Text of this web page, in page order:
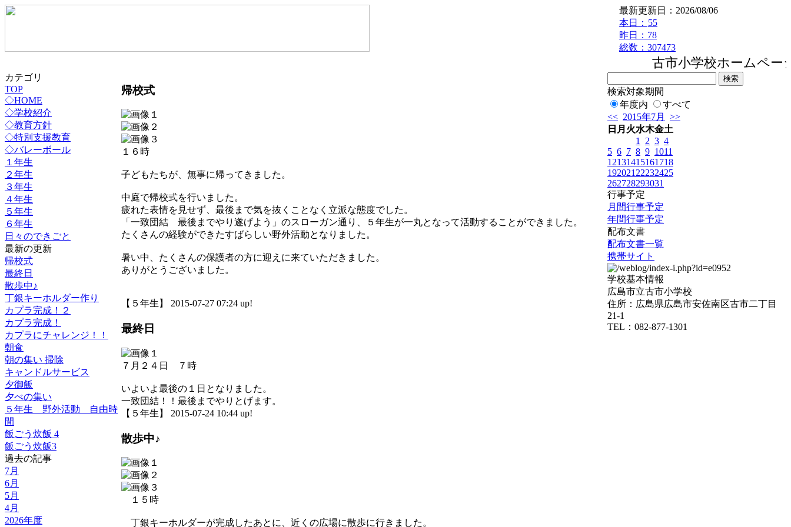
最新更新日：2026/08/06
本日： 55
昨日：78
総数：307473
古市小学校ホームページ
カテゴリ
TOP
◇HOME
◇学校紹介
◇教育方針
◇特別支援教育
◇バレーボール
１年生
２年生
３年生
４年生
５年生
６年生
日々のできごと
最新の更新
帰校式
最終日
散歩中♪
丁銀キーホルダー作り
カプラ完成！２
カプラ完成！
カプラにチャレンジ！！
朝食
朝の集い 掃除
キャンドルサービス
夕御飯
夕べの集い
５年生 野外活動 自由時
間
飯ごう炊飯 4
飯ごう炊飯3
過去の記事
7月
6月
5月
4月
2026年度
帰校式
１６時
子どもたちが、無事に帰ってきました。
中庭で帰校式を行いました。
疲れた表情を見せず、最後まで気を抜くことなく立派な態度でした。
「一致団結 最後までやり遂げよう」のスローガン通り、５年生が一丸となって活動することができました。
たくさんの経験ができたすばらしい野外活動となりました。
暑い中、たくさんの保護者の方に迎えに来ていただきました。
ありがとうございました。
【５年生】 2015-07-27 07:24 up!
最終日
７月２４日 ７時
いよいよ最後の１日となりました。
一致団結！！最後までやりとげます。
【５年生】 2015-07-24 10:44 up!
散歩中♪
１５時
丁銀キーホルダーが完成したあとに、近くの広場に散歩に行きました。
検索対象期間
年度内
すべて
<< 2015年7月
>>
日 月 火水木金土
1
2 3 4
5 6 7 8 9 1011
12131415161718
192021 22232425
262728293031
行事予定
月間行事予定
年間行事予定
配布文書
配布文書一覧
携帯サイト
学校基本情報
広島市立古市小学校
住所：広島県広島市安佐南区古市二丁目
21-1
TEL：082-877-1301